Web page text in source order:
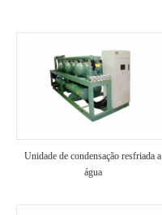
Unidade de condensação resfriada a
água